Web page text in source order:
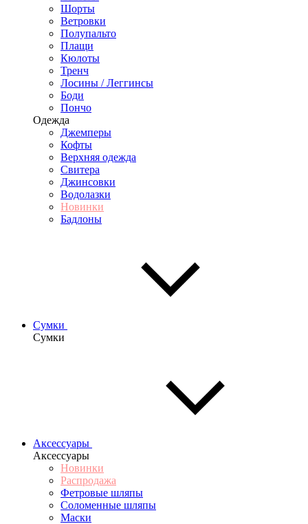
Шорты
Ветровки
Полупальто
Плащи
Кюлоты
Тренч
Лосины / Леггинсы
Боди
Пончо
Одежда
Джемперы
Кофты
Верхняя одежда
Свитера
Джинсовки
Водолазки
Новинки
Бадлоны
Сумки
Сумки
Аксессуары
Аксессуары
Новинки
Распродажа
Фетровые шляпы
Соломенные шляпы
Маски